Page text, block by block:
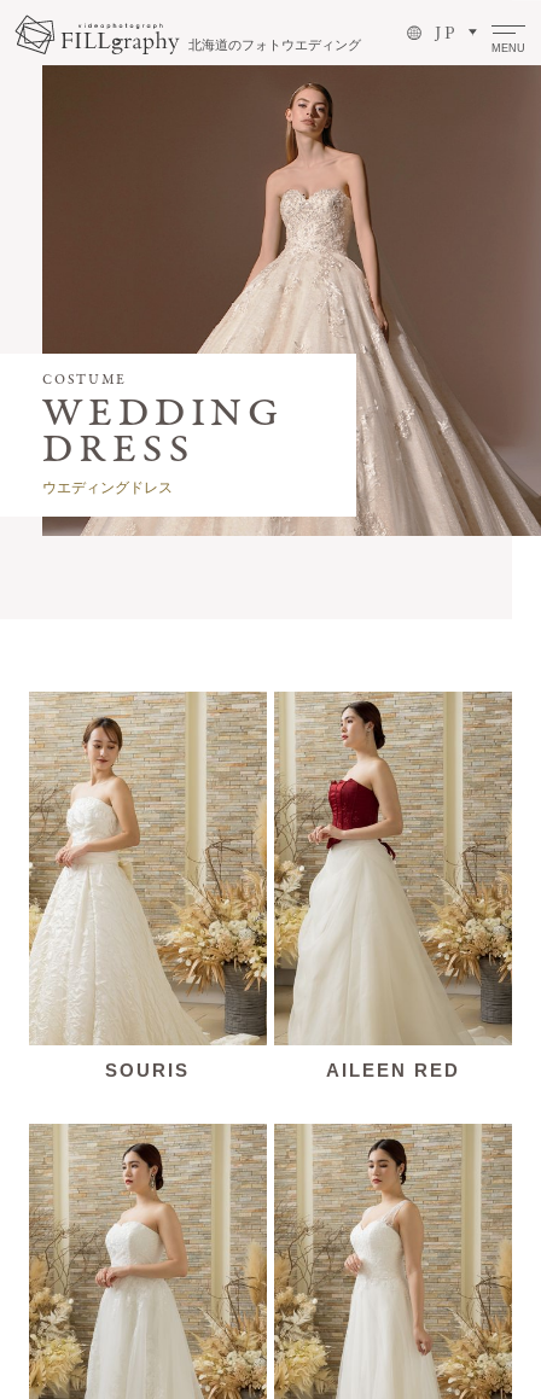
北海道のフォトウエディング
J P
MENU
COSTUME
ウエディングドレス
SOURIS AILEEN RED